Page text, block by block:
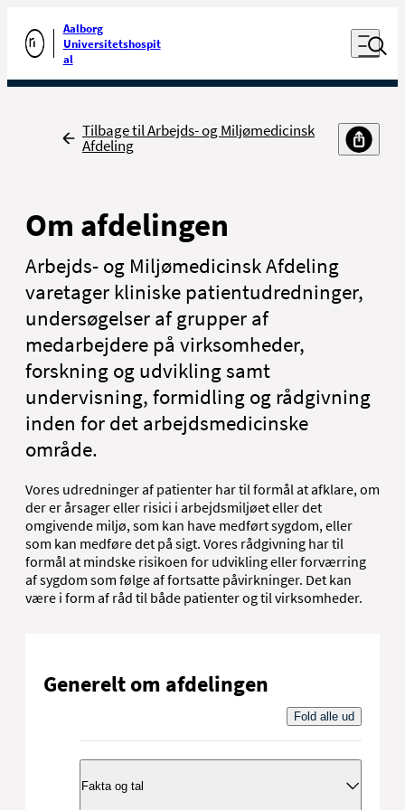
Gå til forsiden
Aalborg
Universitetshospit
al
Åben
Udfør søgning
Tilbage
Tilbage til Arbejds- og Miljømedicinsk
Afdeling
Om afdelingen
Arbejds- og Miljømedicinsk Afdeling
varetager kliniske patientudredninger,
undersøgelser af grupper af
medarbejdere på virksomheder,
forskning og udvikling samt
undervisning, formidling og rådgivning
inden for det arbejdsmedicinske
område.
Vores udredninger af patienter har til formål at afklare, om
der er årsager eller risici i arbejdsmiljøet eller det
omgivende miljø, som kan have medført sygdom, eller
som kan medføre det på sigt. Vores rådgivning har til
formål at mindske risikoen for udvikling eller forværring
af sygdom som følge af fortsatte påvirkninger. Det kan
være i form af råd til både patienter og til virksomheder.
Generelt om afdelingen
Fold alle ud
Fakta og tal